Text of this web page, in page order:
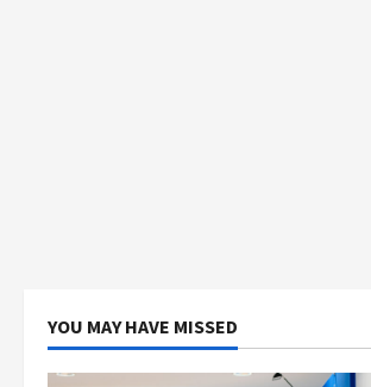
YOU MAY HAVE MISSED